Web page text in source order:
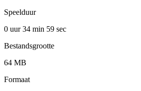
Speelduur
0 uur 34 min 59 sec
Bestandsgrootte
64 MB
Formaat